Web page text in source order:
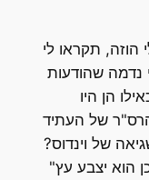
הוזה, תקראו לי
נדמה שהודעות
הן היו
של העתיד
של וינדוס?
הוא יצבע עץ"